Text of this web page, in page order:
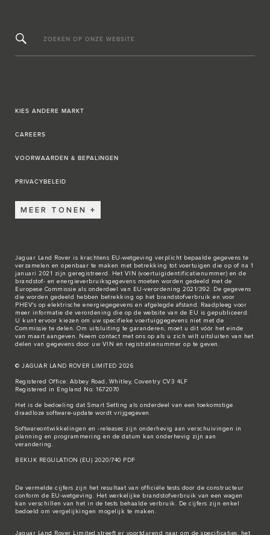
ZOEKEN OP ONZE WEBSITE
KIES ANDERE MARKT
CAREERS
VOORWAARDEN & BEPALINGEN
PRIVACYBELEID
MEER TONEN
Jaguar Land Rover is krachtens EU-wetgeving verplicht bepaalde gegevens te
verzamelen en openbaar te maken met betrekking tot voertuigen die op of na 1
januari 2021 zijn geregistreerd. Het VIN (voertuigidentificatienummer) en de
brandstof- en energieverbruiksgegevens moeten worden gedeeld met de
Europese Commissie als onderdeel van EU-verordening 2021/392. De gegevens
die worden gedeeld hebben betrekking op het brandstofverbruik en voor
PHEV's op elektrische energiegegevens en afgelegde afstand. Raadpleeg voor
meer informatie de verordening die op de website van de EU is gepubliceerd.
U kunt ervoor kiezen om uw specifieke voertuiggegevens niet met de
Commissie te delen. Om uitsluiting te garanderen, moet u dit vóór het einde
van maart aangeven. Neem contact met ons op als u zich wilt uitsluiten van het
delen van gegevens door uw VIN en registratienummer op te geven.
© JAGUAR LAND ROVER LIMITED 2026
Registered Office: Abbey Road, Whitley, Coventry CV3 4LF
Registered in England No: 1672070
Het is de bedoeling dat Smart Setting als onderdeel van een toekomstige
draadloze software-update wordt vrijgegeven.
Softwareontwikkelingen en -releases zijn onderhevig aan verschuivingen in
planning en programmering en de datum kan onderhevig zijn aan
verandering.
BEKIJK REGULATION (EU) 2020/740 PDF
De vermelde cijfers zijn het resultaat van officiële tests door de constructeur
conform de EU-wetgeving. Het werkelijke brandstofverbruik van een wagen
kan verschillen van het in de tests behaalde verbruik. De cijfers zijn enkel
bedoeld om vergelijkingen mogelijk te maken.
Jaguar Land Rover Limited streeft er voortdurend naar om de specificaties, het